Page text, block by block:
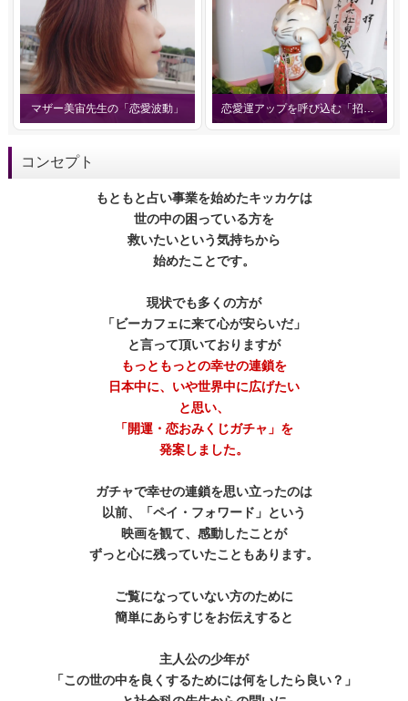
マザー美宙先生の「恋愛波動」 恋愛運アップを呼び込む「招き猫」
コンセプト
もともと占い事業を始めたキッカケは
世の中の困っている方を
救いたいという気持ちから
始めたことです。
現状でも多くの方が
「ビーカフェに来て心が安らいだ」
と言って頂いておりますが
もっともっとの幸せの連鎖を
日本中に、いや世界中に広げたい
と思い、
「開運・恋おみくじガチャ」を
発案しました。
ガチャで幸せの連鎖を思い立ったのは
以前、「ペイ・フォワード」という
映画を観て、感動したことが
ずっと心に残っていたこともあります。
ご覧になっていない方のために
簡単にあらすじをお伝えすると
主人公の少年が
「この世の中を良くするためには何をしたら良い？」